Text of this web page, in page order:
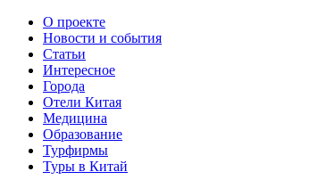
О проекте
Новости и события
Статьи
Интересное
Города
Отели Китая
Медицина
Образование
Турфирмы
Туры в Китай